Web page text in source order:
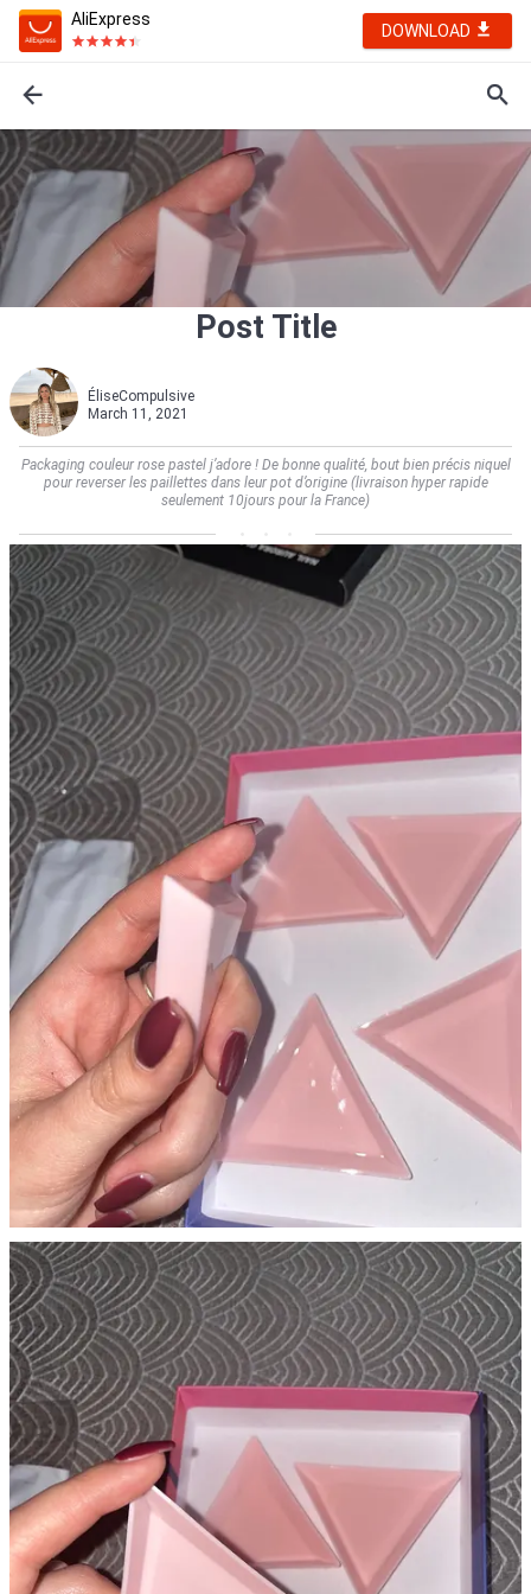
AliExpress
DOWNLOAD
Post Title
ÉliseCompulsive
March 11, 2021
Packaging couleur rose pastel j’adore ! De bonne qualité, bout bien précis niquel
pour reverser les paillettes dans leur pot d’origine (livraison hyper rapide
seulement 10jours pour la France)